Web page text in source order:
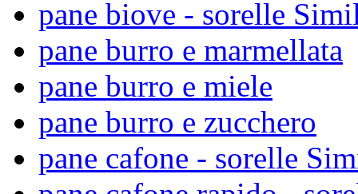
pane biove - sorelle
pane burro e marmellata
pane burro e miele
pane burro e zucchero
pane cafone - sorelle